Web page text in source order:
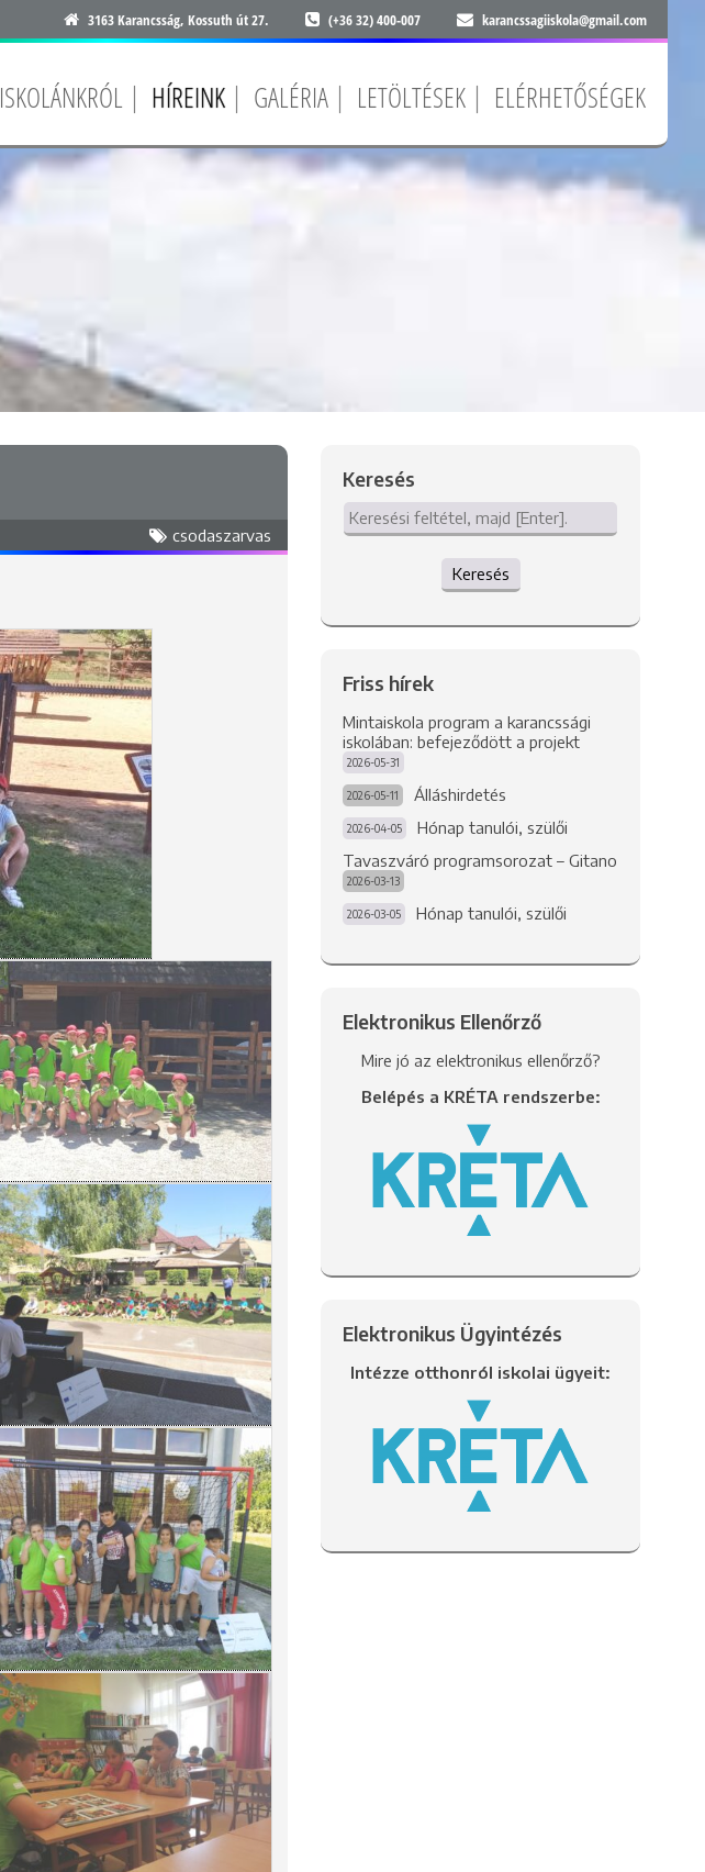
3163 Karancsság, Kossuth út 27. (+36 32) 400-007 karancssagiiskola@gmail.com
ISKOLÁNKRÓL HÍREINK GALÉRIA LETÖLTÉSEK ELÉRHETŐSÉGEK
csodaszarvas
Keresés
Keresés
Friss hírek
Mintaiskola program a karancssági
iskolában: befejeződött a projekt
2026-05-31
Álláshirdetés
2026-05-11
Hónap tanulói, szülői
2026-04-05
Tavaszváró programsorozat – Gitano
2026-03-13
Hónap tanulói, szülői
2026-03-05
Elektronikus Ellenőrző
Mire jó az elektronikus ellenőrző?
Belépés a KRÉTA rendszerbe:
Elektronikus Ügyintézés
Intézze otthonról iskolai ügyeit: